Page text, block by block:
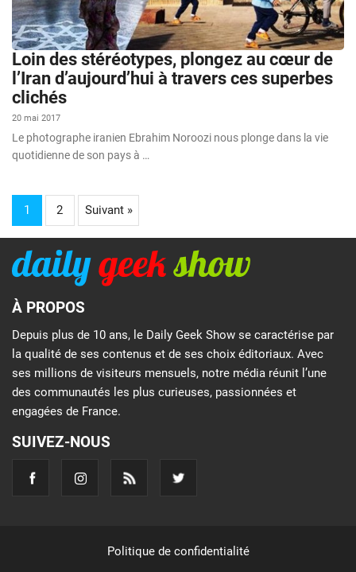
Loin des stéréotypes, plongez au cœur de
l’Iran d’aujourd’hui à travers ces superbes
clichés
20 mai 2017
Le photographe iranien Ebrahim Noroozi nous plonge dans la vie
quotidienne de son pays à …
1 2 Suivant »
À PROPOS
Depuis plus de 10 ans, le Daily Geek Show se caractérise par
la qualité de ses contenus et de ses choix éditoriaux. Avec
ses millions de visiteurs mensuels, notre média réunit l’une
des communautés les plus curieuses, passionnées et
engagées de France.
SUIVEZ-NOUS
Politique de confidentialité